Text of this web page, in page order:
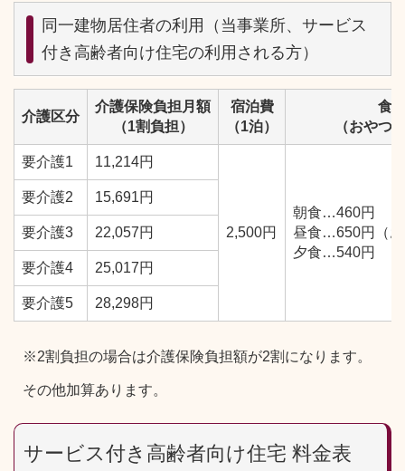
同一建物居住者の利用（当事業所、サービス
付き高齢者向け住宅の利用される方）
介護区分
介護保険負担月額
（1割負担）
宿泊費
（1泊）
食
（おやつ
要介護1 11,214円
2,500円
朝食…460円
昼食…650円（
夕食…540円
要介護2 15,691円
要介護3 22,057円
要介護4 25,017円
要介護5 28,298円
※2割負担の場合は介護保険負担額が2割になります。
その他加算あります。
サービス付き高齢者向け住宅 料金表